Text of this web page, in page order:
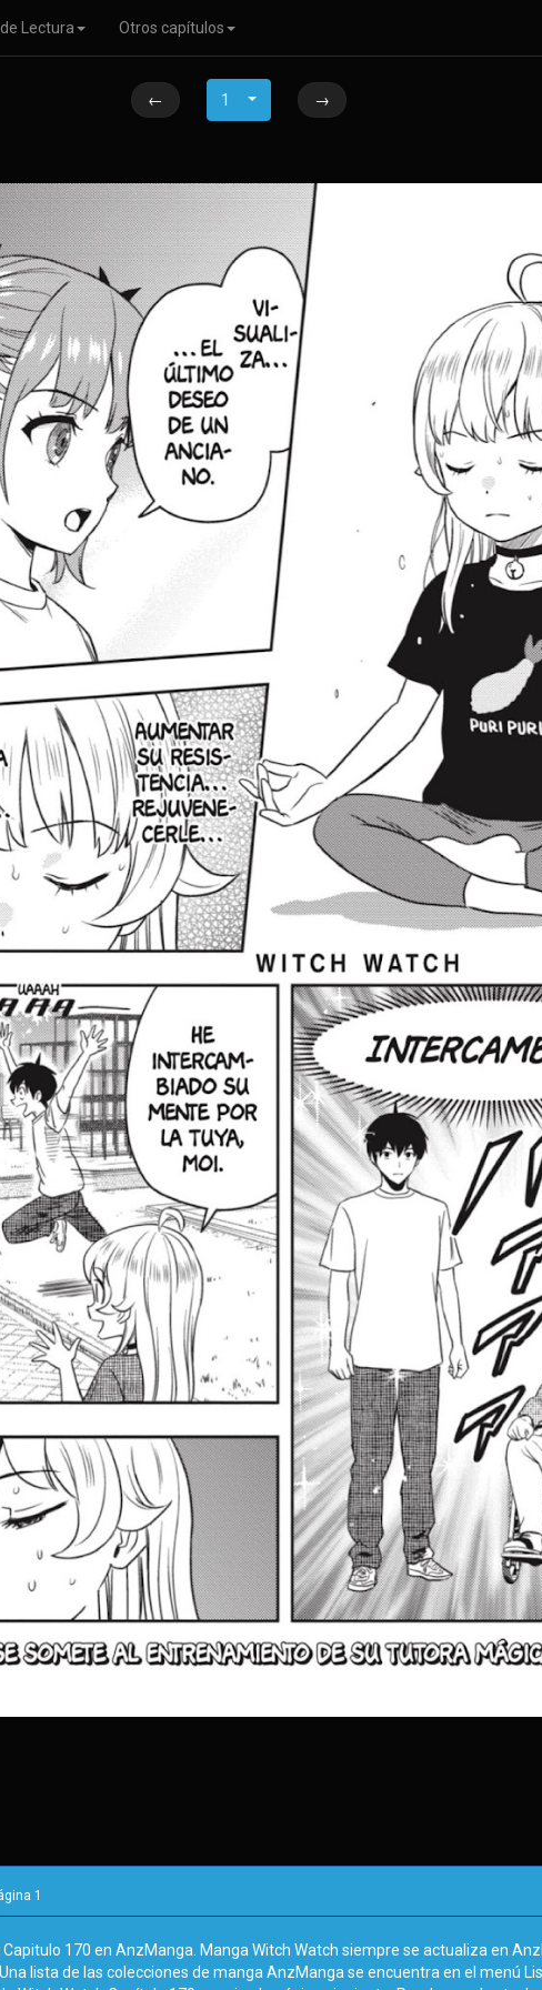
Lectura Otros capítulos
← 1 →
1
170 en AnzManga. Manga Witch Watch siempre se actualiza en
lista de las colecciones de manga AnzManga se encuentra en el menú